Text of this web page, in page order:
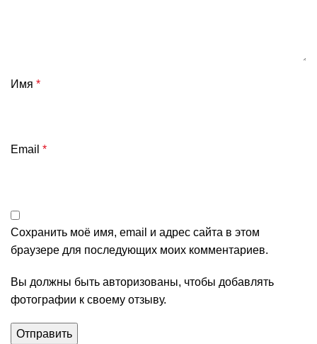
Имя *
Email *
Сохранить моё имя, email и адрес сайта в этом
браузере для последующих моих комментариев.
Вы должны быть авторизованы, чтобы добавлять
фотографии к своему отзыву.